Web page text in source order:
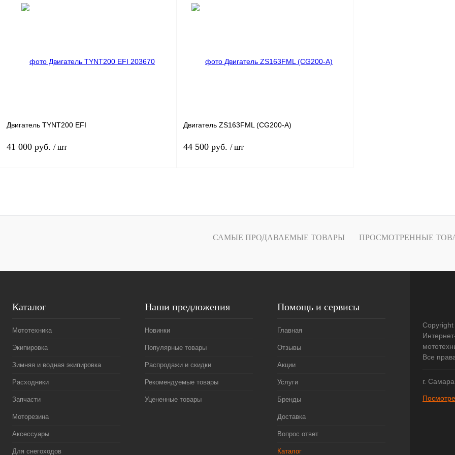
Двигатель TYNT200 EFI
41 000 руб. / шт
Купить в 1 клик К сравнению
Двигатель ZS163FML (CG200-A)
44 500 руб. / шт
Купить в 1 клик К сравнению
САМЫЕ ПРОДАВАЕМЫЕ ТОВАРЫ ПРОСМОТРЕННЫЕ
Каталог
Мототехника
Экипировка
Зимняя и водная экипировка
Расходники
Запчасти
Моторезина
Аксессуары
Для снегоходов
Наши предложения
Новинки
Популярные товары
Распродажи и скидки
Рекомендуемые товары
Уцененные товары
Помощь и сервисы
Главная
Отзывы
Акции
Услуги
Бренды
Доставка
Вопрос ответ
Каталог
Все
г.